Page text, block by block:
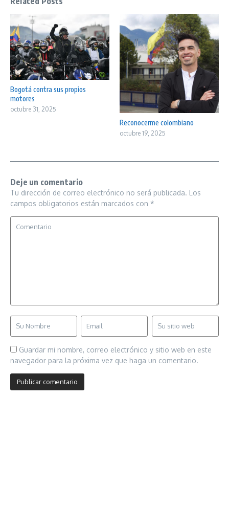
Bogotá contra sus propios
motores
octubre 31, 2025
Reconocerme colombiano
octubre 19, 2025
Deje un comentario
Tu dirección de correo electrónico no será publicada. Los
campos obligatorios están marcados con *
Guardar mi nombre, correo electrónico y sitio web en este
navegador para la próxima vez que haga un comentario.